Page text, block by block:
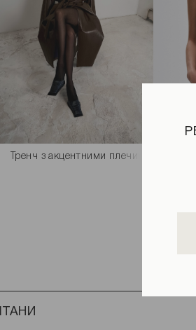
коричневого кольору
Тренч з акцентними плечима